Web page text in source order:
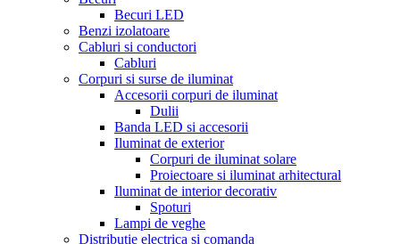
Becuri LED
Benzi izolatoare
Cabluri si conductori
Cabluri
Corpuri si surse de iluminat
Accesorii corpuri de iluminat
Dulii
Banda LED si accesorii
Iluminat de exterior
Corpuri de iluminat solare
Proiectoare si iluminat arhitectural
Iluminat de interior decorativ
Spoturi
Lampi de veghe
Distributie electrica si comanda